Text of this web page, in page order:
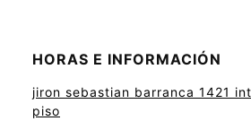
HORAS E INFORMACIÓN
jiron sebastian barranca 1421
piso